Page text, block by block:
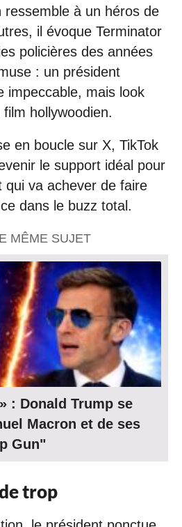
ressemble à un héros de
il évoque Terminator
policières des années
: un président
impeccable, mais look
hollywoodien.
en boucle sur X, TikTok
le support idéal pour
qui va achever de faire
dans le buzz total.
MÊME SUJET
: Donald Trump se
Macron et de ses
Gun"
trop